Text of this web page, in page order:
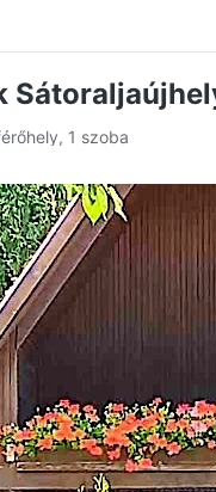
1 szoba